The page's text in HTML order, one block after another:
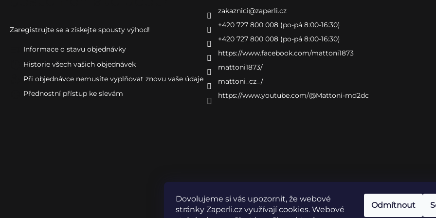
Dovolujeme si vás upozornit, že webové
stránky Zaperli.cz využívají cookies. Webové
Odmítnout
Zaregistrujte se a získejte spousty výhod!
Informace o stavu objednávky
Historie všech vašich objednávek
Při objednávce nemusíte vyplňovat znovu vaše údaje
Přednostní přístup ke slevám
zakaznici@zaperli.cz
+420 727 800 008 (po-pá 8:00-16:30)
+420 727 800 008 (po-pá 8:00-16:30)
https://www.facebook.com/mattoni1873
mattoni1873/
mattoni_cz_/
https://www.youtube.com/@Mattoni-md2dc